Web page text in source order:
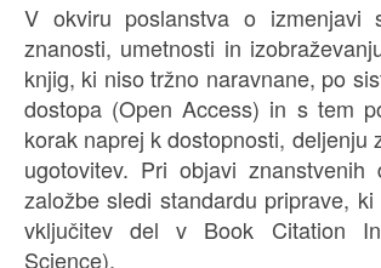
V okviru poslanstva o izmenjavi
znanosti, umetnosti in
knjig, ki niso tržno naravnane, po
dostopa (Open Access) in s tem
korak naprej k dostopnosti, deljenju
ugotovitev. Pri objavi znanstvenih
založbe sledi standardu priprave,
vključitev del v Book Citation
Science).